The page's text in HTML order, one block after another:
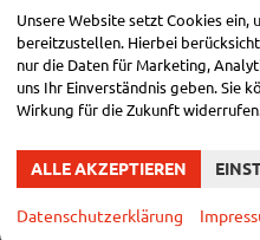
LED-SCHEINWERFER
LED-Tagfahrlicht
LED-Heckleuchten
Lichtautomatik
Coming-Home-Funktion
Leaving-Home-Funktion
NEBELSCHEINWERFER
Technik
Unsere Website setzt Cookies ein,
bereitzustellen. Hierbei
nur die Daten für Marketing,
uns Ihr Einverständnis geben. Sie
Wirkung für die Zukunft
ALLE AKZEPTIEREN
Datenschutzerklärung